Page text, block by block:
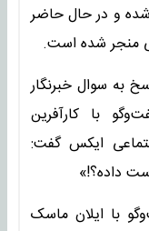
و در حال حاضر
منجر شده است.
به سوال خبرنگار
با کارآفرین
ایکس گفت:
داده؟!»
با ایلان ماسک